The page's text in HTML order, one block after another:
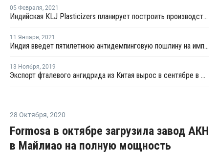
05 Февраля, 2021
Индийская KLJ Plasticizers планирует построить производство фталевого ангидрида в Гуджарате
11 Января, 2021
Индия введет пятилетнюю антидемпинговую пошлину на импорт фталевого ангидрида из России
13 Ноября, 2019
Экспорт фталевого ангидрида из Китая вырос в сентябре в два раза
28 Октября, 2020
Formosa в октябре загрузила завод АКН
в Майлиао на полную мощность